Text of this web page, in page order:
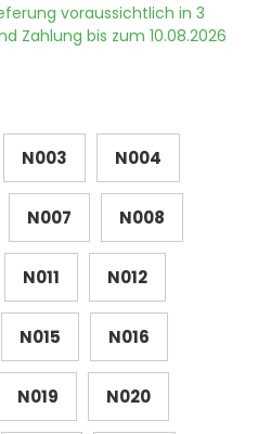
voraussichtlich in 3
Zahlung bis zum 10.08.2026
N003 N004
N007 N008
N011 N012
N015 N016
N019 N020